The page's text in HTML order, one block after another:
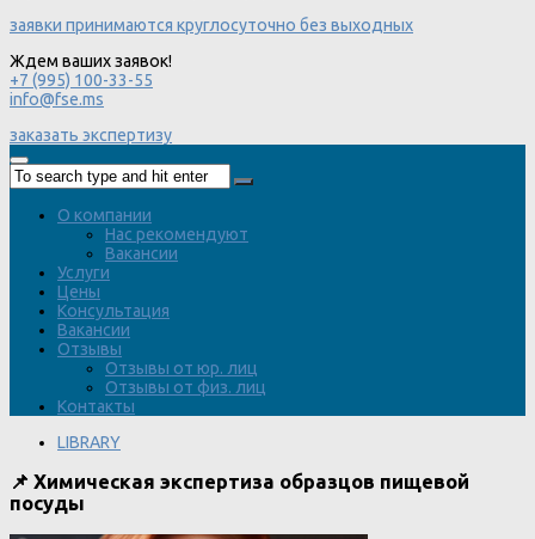
заявки принимаются круглосуточно без выходных
Ждем ваших заявок!
+7 (995) 100-33-55
info@fse.ms
заказать экспертизу
О компании
Нас рекомендуют
Вакансии
Услуги
Цены
Консультация
Вакансии
Отзывы
Отзывы от юр. лиц
Отзывы от физ. лиц
Контакты
LIBRARY
📌 Химическая экспертиза образцов пищевой
посуды